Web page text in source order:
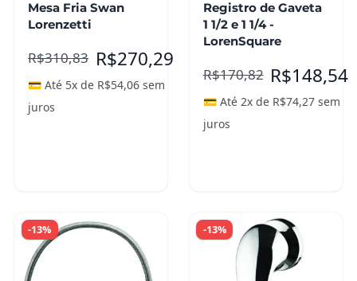
Mesa Fria Swan
Lorenzetti
R$310,83 R$270,29
💳 Até 5x de R$54,06 sem
juros
Registro de Gaveta
1 1/2 e 1 1/4 -
LorenSquare
R$170,82 R$148,54
💳 Até 2x de R$74,27sem
juros
-13% -13%